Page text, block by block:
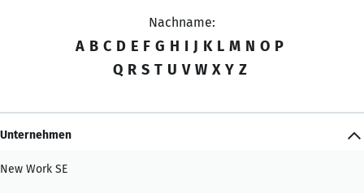
Nachname:
A B C D E F G H I J K L M N O P
Q R S T U V W X Y Z
Unternehmen
New Work SE